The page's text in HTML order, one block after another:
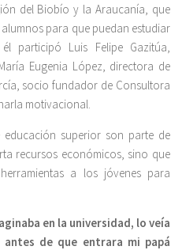
del Biobío y la Araucanía, que
para que puedan estudiar
participó Luis Felipe Gazitúa,
Eugenia López, directora de
socio fundador de Consultora
motivacional.
educación superior son parte de
recursos económicos, sino que
a los jóvenes para
en la universidad, lo veía
de que entrara mi papá